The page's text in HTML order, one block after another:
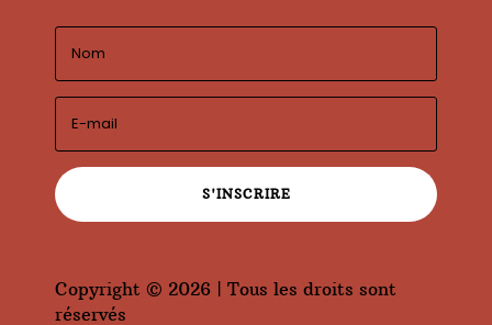
S'INSCRIRE
Copyright © 2026 | Tous les droits sont
réservés